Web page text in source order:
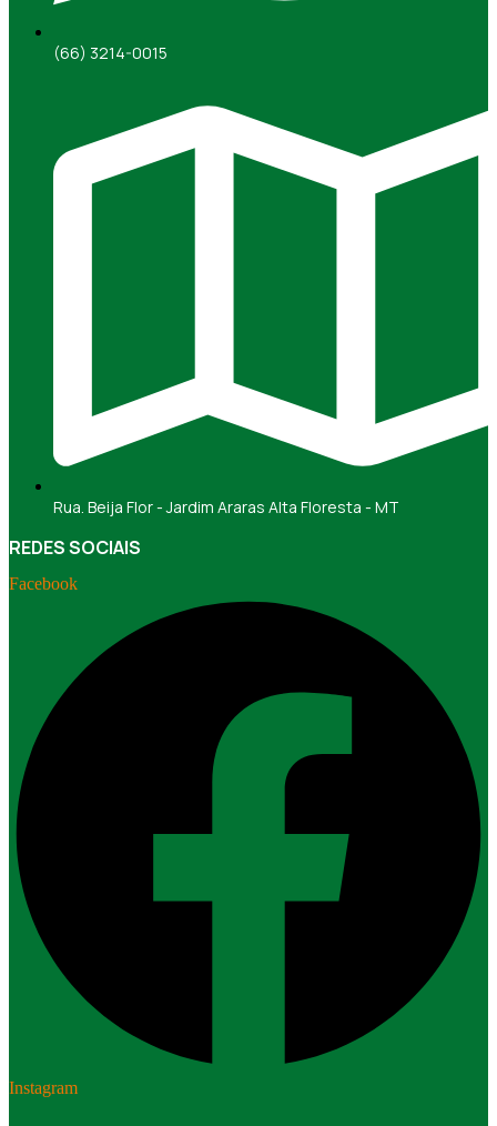
(66) 3214-0015
Rua. Beija Flor - Jardim Araras Alta Floresta - MT
REDES SOCIAIS
Facebook
Instagram